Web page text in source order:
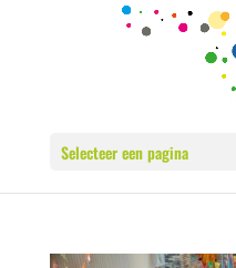
Selecteer een pagina